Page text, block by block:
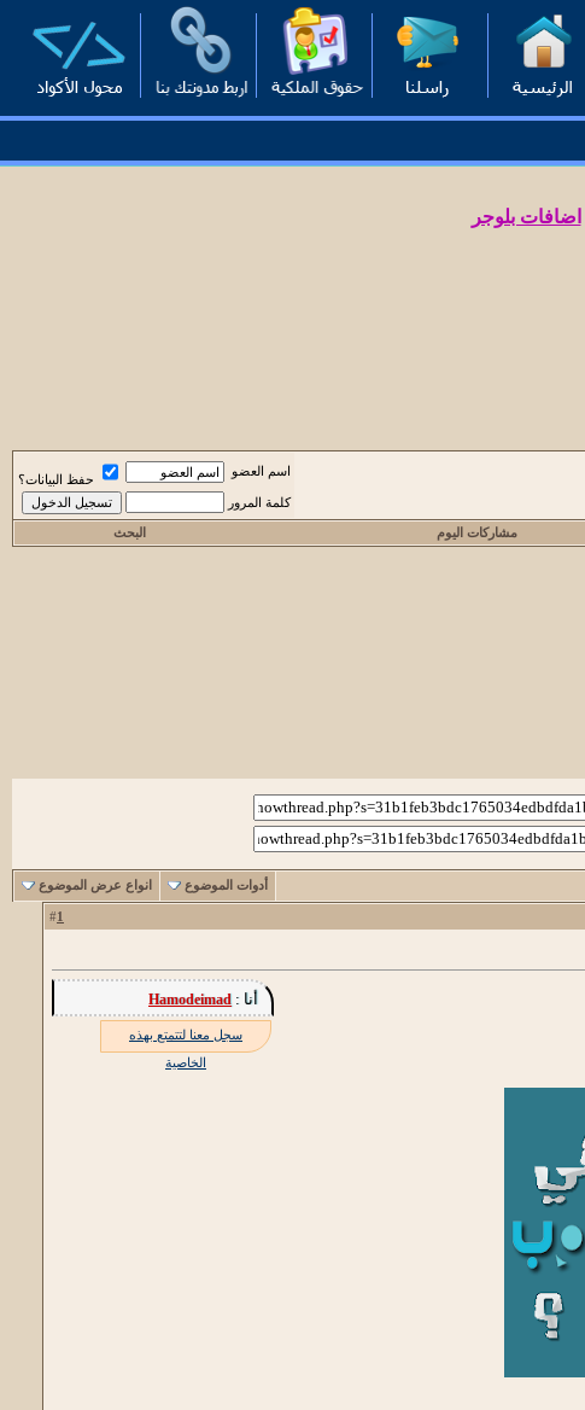
اضافات بلوجر
اسم العضو
حفظ البيانات؟
كلمة المرور
مشاركات اليوم البحث
أدوات الموضوع انواع عرض الموضوع
1
أنا :Hamodeimad
سجل معنا لتتمتع بهذه
الخاصية